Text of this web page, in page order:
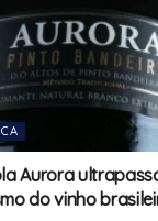
Aurora
do vinho